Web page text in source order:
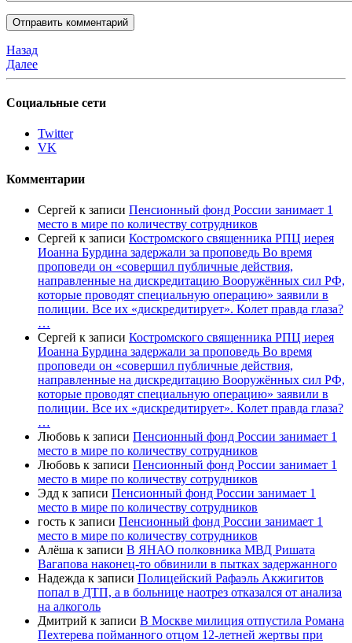
Назад
Далее
Социальные сети
Twitter
VK
Комментарии
Сергей к записи Пенсионный фонд России занимает 1
место в мире по количеству сотрудников
Сергей к записи Костромского священника РПЦ иерея
Иоанна Бурдина задержали за проповедь Во время
проповеди он «совершил публичные действия,
направленные на дискредитацию Вооружённых сил РФ,
которые проводят специальную операцию» заявили в
полиции. Все их «дискредитирует». Колет правда глаза?
…
Сергей к записи Костромского священника РПЦ иерея
Иоанна Бурдина задержали за проповедь Во время
проповеди он «совершил публичные действия,
направленные на дискредитацию Вооружённых сил РФ,
которые проводят специальную операцию» заявили в
полиции. Все их «дискредитирует». Колет правда глаза?
…
Любовь к записи Пенсионный фонд России занимает 1
место в мире по количеству сотрудников
Любовь к записи Пенсионный фонд России занимает 1
место в мире по количеству сотрудников
Эдд к записи Пенсионный фонд России занимает 1
место в мире по количеству сотрудников
гость к записи Пенсионный фонд России занимает 1
место в мире по количеству сотрудников
Алёша к записи В ЯНАО полковника МВД Ришата
Вагапова наконец-то обвинили в пытках задержанного
Надежда к записи Полицейский Рафаэль Акжигитов
попал в ДТП, а в больнице наотрез отказался от анализа
на алкоголь
Дмитрий к записи В Москве милиция отпустила Романа
Пехтерева пойманного отцом 12-летней жертвы при